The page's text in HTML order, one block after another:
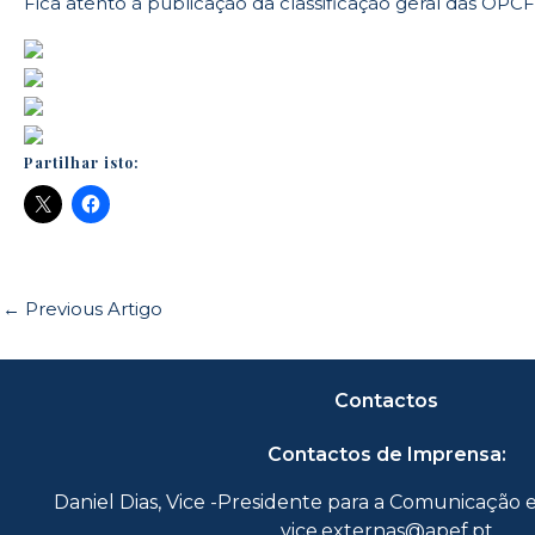
Partilhar isto:
← Previous Artigo
Contactos
Contactos de Imprensa:
Daniel Dias, Vice -Presidente para a Comunicação
vice.externas@apef.pt